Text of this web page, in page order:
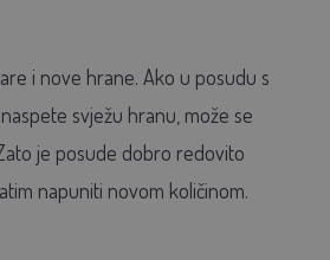
i nove hrane. Ako u posudu s
svježu hranu, može se
je posude dobro redovito
napuniti novom količinom.